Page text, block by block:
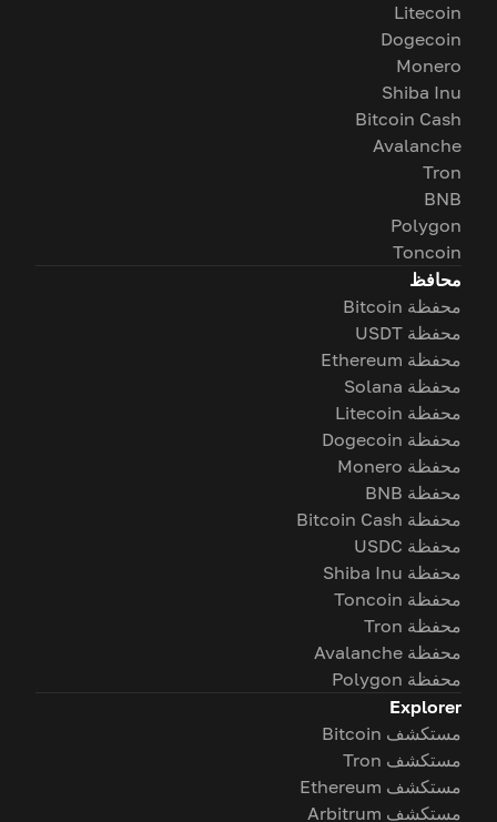
Litecoin
Dogecoin
Monero
Shiba Inu
Bitcoin Cash
Avalanche
Tron
BNB
Polygon
Toncoin
محافظ
محفظة Bitcoin
محفظة USDT
محفظة Ethereum
محفظة Solana
محفظة Litecoin
محفظة Dogecoin
محفظة Monero
محفظة BNB
محفظة Bitcoin Cash
محفظة USDC
محفظة Shiba Inu
محفظة Toncoin
محفظة Tron
محفظة Avalanche
محفظة Polygon
Explorer
مستكشف Bitcoin
مستكشف Tron
مستكشف Ethereum
مستكشف Arbitrum